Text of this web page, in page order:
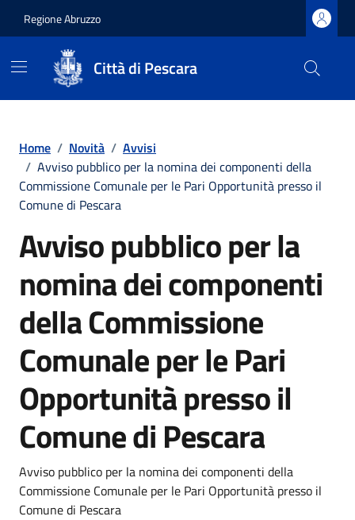
Regione Abruzzo
Città di Pescara
Home / Novità / Avvisi
/ Avviso pubblico per la nomina dei componenti della
Commissione Comunale per le Pari Opportunità presso il
Comune di Pescara
Avviso pubblico per la
nomina dei componenti
della Commissione
Comunale per le Pari
Opportunità presso il
Comune di Pescara
Dettagli della notizia
Avviso pubblico per la nomina dei componenti della
Commissione Comunale per le Pari Opportunità presso il
Comune di Pescara